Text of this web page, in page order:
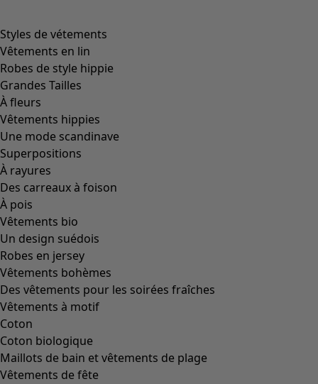
Styles de vétements
Vêtements en lin
Robes de style hippie
Grandes Tailles
À fleurs
Vêtements hippies
Une mode scandinave
Superpositions
À rayures
Des carreaux à foison
À pois
Vêtements bio
Un design suédois
Robes en jersey
Vêtements bohèmes
Des vêtements pour les soirées fraîches
Vêtements à motif
Coton
Coton biologique
Maillots de bain et vêtements de plage
Vêtements de fête